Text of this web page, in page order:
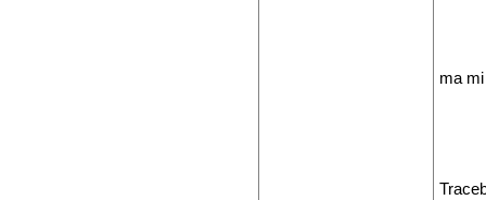
ma